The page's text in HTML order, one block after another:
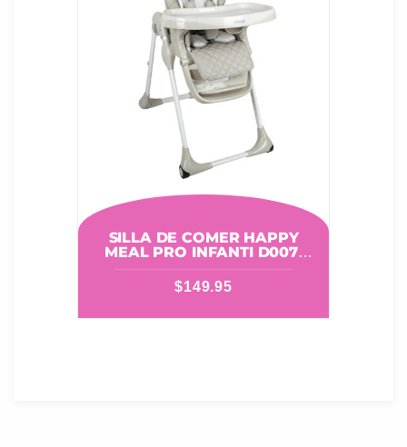
SILLA DE COMER HAPPY
MEAL PRO INFANTI D007-
GREY
$149.95